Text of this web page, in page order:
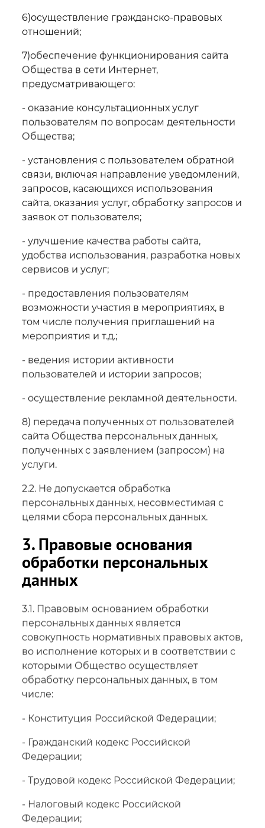
6)осуществление гражданско-правовых
отношений;
7)обеспечение функционирования сайта
Общества в сети Интернет,
предусматривающего:
- оказание консультационных услуг
пользователям по вопросам деятельности
Общества;
- установления с пользователем обратной
связи, включая направление уведомлений,
запросов, касающихся использования
сайта, оказания услуг, обработку запросов и
заявок от пользователя;
- улучшение качества работы сайта,
удобства использования, разработка новых
сервисов и услуг;
- предоставления пользователям
возможности участия в мероприятиях, в
том числе получения приглашений на
мероприятия и т.д.;
- ведения истории активности
пользователей и истории запросов;
- осуществление рекламной деятельности.
8) передача полученных от пользователей
сайта Общества персональных данных,
полученных с заявлением (запросом) на
услуги.
2.2. Не допускается обработка
персональных данных, несовместимая с
целями сбора персональных данных.
3. Правовые основания
обработки персональных
данных
3.1. Правовым основанием обработки
персональных данных является
совокупность нормативных правовых актов,
во исполнение которых и в соответствии с
которыми Общество осуществляет
обработку персональных данных, в том
числе:
- Конституция Российской Федерации;
- Гражданский кодекс Российской
Федерации;
- Трудовой кодекс Российской Федерации;
- Налоговый кодекс Российской
Федерации;